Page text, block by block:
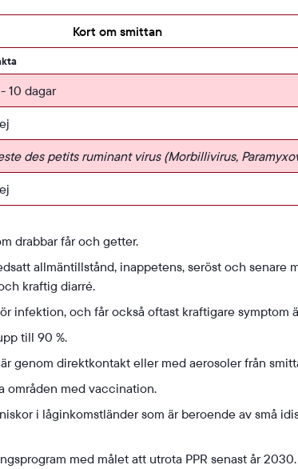
Kort om smittan
10 dagar
des petits ruminant virus (Morbillivirus,
drabbar får och getter.
allmäntillstånd, inappetens, seröst och senare
kraftig diarré.
infektion, och får också oftast kraftigare symptom
till 90 %.
genom direktkontakt eller med aerosoler från
områden med vaccination.
i låginkomstländer som är beroende av små
med målet att utrota PPR senast år 2030.